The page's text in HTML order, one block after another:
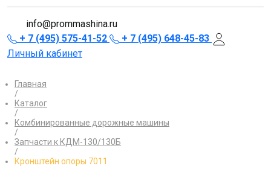
info@prommashina.ru
+ 7 (495) 575-41-52
+ 7 (495) 648-45-83
Личный кабинет
Главная
/
Каталог
/
Комбинированные дорожные машины
/
Запчасти к КДМ-130/130Б
/
Кронштейн опоры 7011